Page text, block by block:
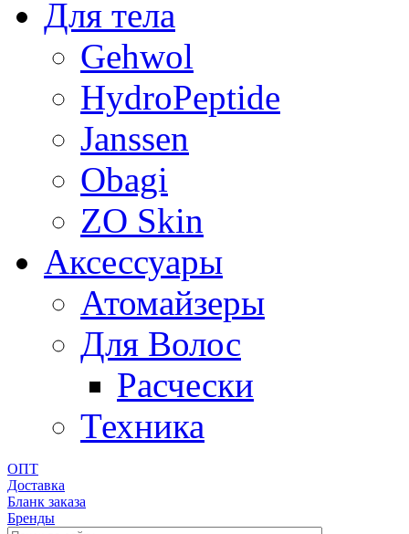
Для тела
Gehwol
HydroPeptide
Janssen
Obagi
ZO Skin
Aксессуары
Атомайзеры
Для Волос
Расчески
Техника
ОПТ
Доставка
Бланк заказа
Бренды